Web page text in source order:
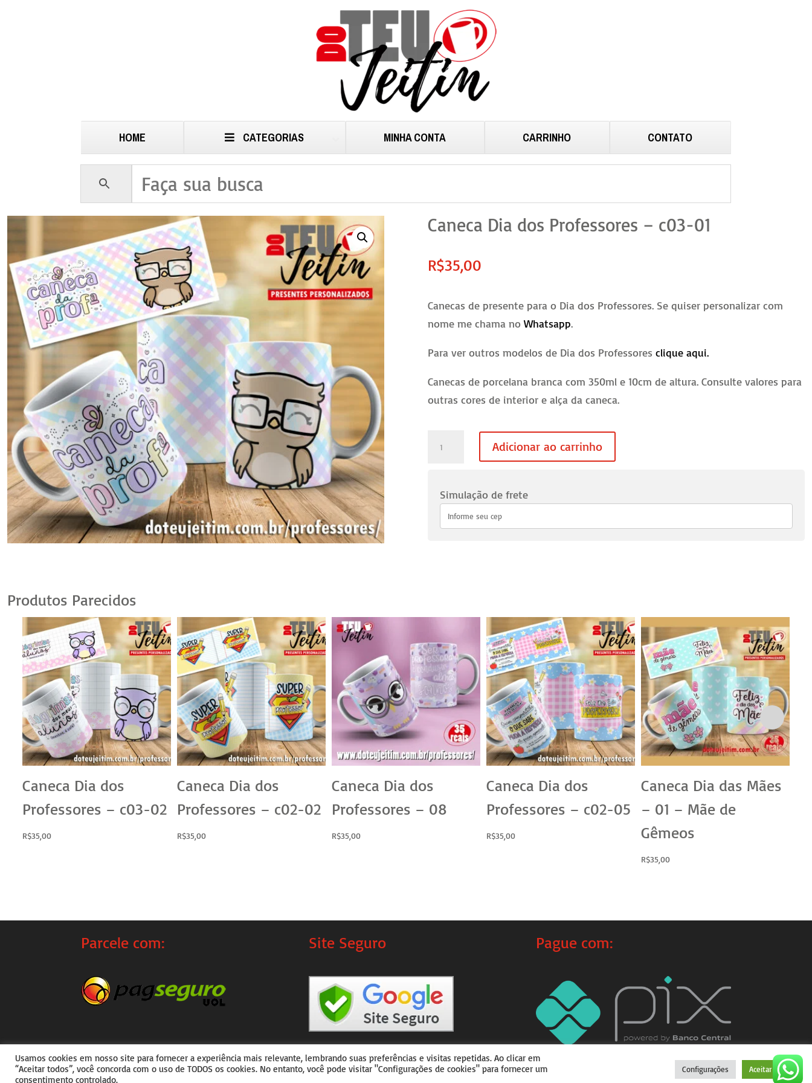
HOME CATEGORIAS MINHA CONTA CARRINHO CONTATO
Caneca Dia dos Professores – c03-01
R$35,00
Canecas de presente para o Dia dos Professores. Se quiser personalizar com
nome me chama noWhatsapp.
Para ver outros modelos de Dia dos Professoresclique aqui.
Canecas de porcelana branca com 350ml e 10cm de altura. Consulte valores para
outras cores de interior e alça da caneca.
Professores
c03-
Adicionar ao carrinho
Simulação de frete
Produtos Parecidos
Caneca Dia dos
Professores – c03-02
R$35,00
Caneca Dia dos
Professores – c02-02
R$35,00
Caneca Dia dos
Professores – 08
R$35,00
Caneca Dia dos
Professores – c02-05
R$35,00
Caneca Dia das Mães
– 01 – Mãe de
Gêmeos
R$35,00
Parcele com: Site Seguro Pague com:
Copyright © 2026Do teu Jeitim|Desenvolvido porJulio Corrêa
Usamos cookies em nosso site para fornecer a experiência mais relevante, lembrando suas preferências e visitas repetidas. Ao clicar em
“Aceitar todos”, você concorda com o uso de TODOS os cookies. No entanto, você pode visitar "Configurações de cookies" para fornecer um
consentimento controlado.
Configurações Aceitar tudo